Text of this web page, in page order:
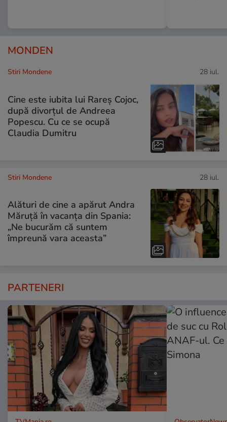
MONDEN
Stiri Mondene 28 iul.
Cine este iubita lui Rareș Cojoc,
după divorțul de Andreea
Popescu. Cu ce se ocupă
Claudia Dumitru
Stiri Mondene 28 iul.
Alături de cine a apărut Andra
Măruță în vacanța din Spania:
„Ne bucurăm că suntem
împreună vara aceasta”
PARTENERI